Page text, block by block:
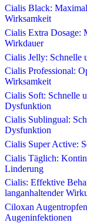
Cialis Black:
Wirksamkeit
Cialis Extra Dosage:
Wirkdauer
Cialis Jelly: Schnelle
Cialis Professional:
Wirksamkeit
Cialis Soft: Schnelle
Dysfunktion
Cialis Sublingual:
Dysfunktion
Cialis Super Active:
Cialis Täglich:
Linderung
Cialis: Effektive
langanhaltender
Ciloxan
Augeninfektionen